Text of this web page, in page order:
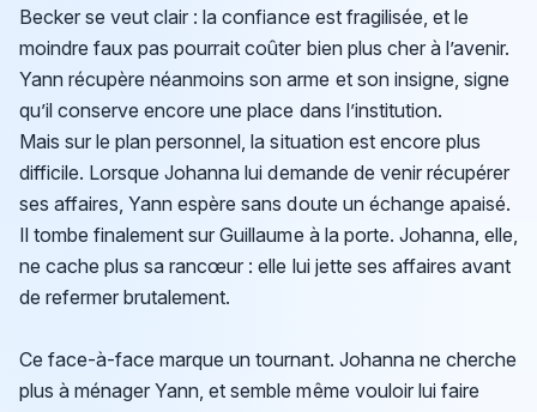
Becker se veut clair : la confiance est fragilisée, et le
moindre faux pas pourrait coûter bien plus cher à l’avenir.
Yann récupère néanmoins son arme et son insigne, signe
qu’il conserve encore une place dans l’institution.
Mais sur le plan personnel, la situation est encore plus
difficile. Lorsque Johanna lui demande de venir récupérer
ses affaires, Yann espère sans doute un échange apaisé.
Il tombe finalement sur Guillaume à la porte. Johanna, elle,
ne cache plus sa rancœur : elle lui jette ses affaires avant
de refermer brutalement.
Ce face-à-face marque un tournant. Johanna ne cherche
plus à ménager Yann, et semble même vouloir lui faire